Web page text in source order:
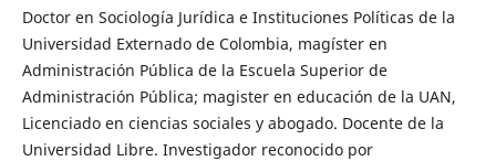
Doctor en Sociología Jurídica e Instituciones Políticas de la
Universidad Externado de Colombia, magíster en
Administración Pública de la Escuela Superior de
Administración Pública; magister en educación de la UAN,
Licenciado en ciencias sociales y abogado. Docente de la
Universidad Libre. Investigador reconocido por